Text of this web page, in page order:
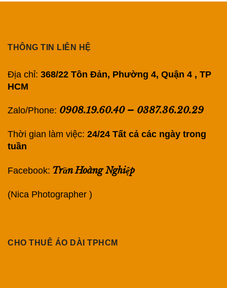
THÔNG TIN LIÊN HỆ
Địa chỉ: 368/22 Tôn Đản, Phường 4, Quận 4 , TP
HCM
Zalo/Phone: 0908.19.60.40– 0387.36.20.29
Thời gian làm việc: 24/24 Tất cả các ngày trong
tuần
Facebook: Trần Hoàng Nghiệp
(Nica Photographer )
CHO THUÊ ÁO DÀI TPHCM